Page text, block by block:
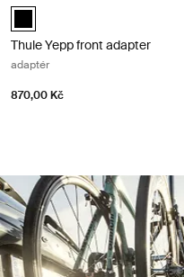
Thule Yepp front adapter
Thule Yepp front adapter
adaptér
870,00 Kč